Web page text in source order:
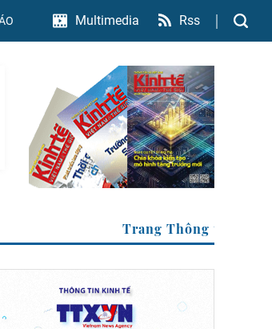
Multimedia Rss
Trang Thông tin